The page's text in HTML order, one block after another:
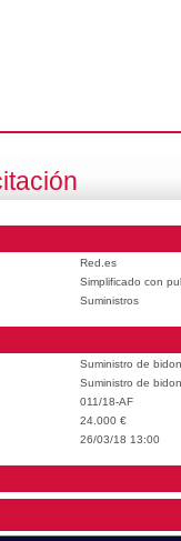
Red.es
Simplificado con
Suministros
Suministro de
Suministro de
011/18-AF
24.000 €
26/03/18 13:00